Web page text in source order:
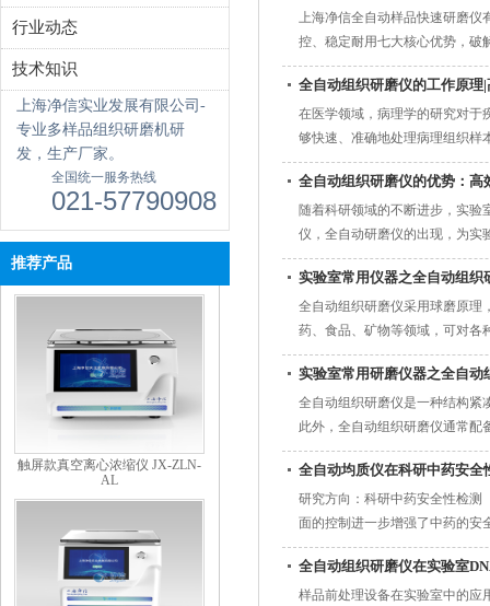
行业动态
技术知识
上海净信实业发展有限公司-
专业多样品组织研磨机研
发，生产厂家。
全国统一服务热线
021-57790908
推荐产品
触屏款真空离心浓缩仪 JX-ZLN-
AL
上海净信全自动样品快速研磨仪
控、稳定耐用七大核心优势，破
全自动组织研磨仪的工作原理
在医学领域，病理学的研究对于
够快速、准确地处理病理组织样
中的应用价值。全自动组织研磨
全自动组织研磨仪的优势：高
随着科研领域的不断进步，实验
仪，全自动研磨仪的出现，为实
帮助读者更好地了解这款设备的
实验室常用仪器之全自动组
全自动组织研磨仪采用球磨原理
药、食品、矿物等领域，可对各
实验室常用研磨仪器之全自动
全自动组织研磨仪是一种结构紧
此外，全自动组织研磨仪通常配
最佳的研磨效果。...
全自动均质仪在科研中药安全
研究方向：科研中药安全性检测
面的控制进一步增强了中药的安
分整体控制这三方面不断完善中
全自动组织研磨仪在实验室
样品前处理设备在实验室中的应